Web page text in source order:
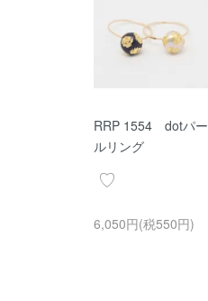
RRP 1554 dotパー
ルリング
6,050円(税550円)